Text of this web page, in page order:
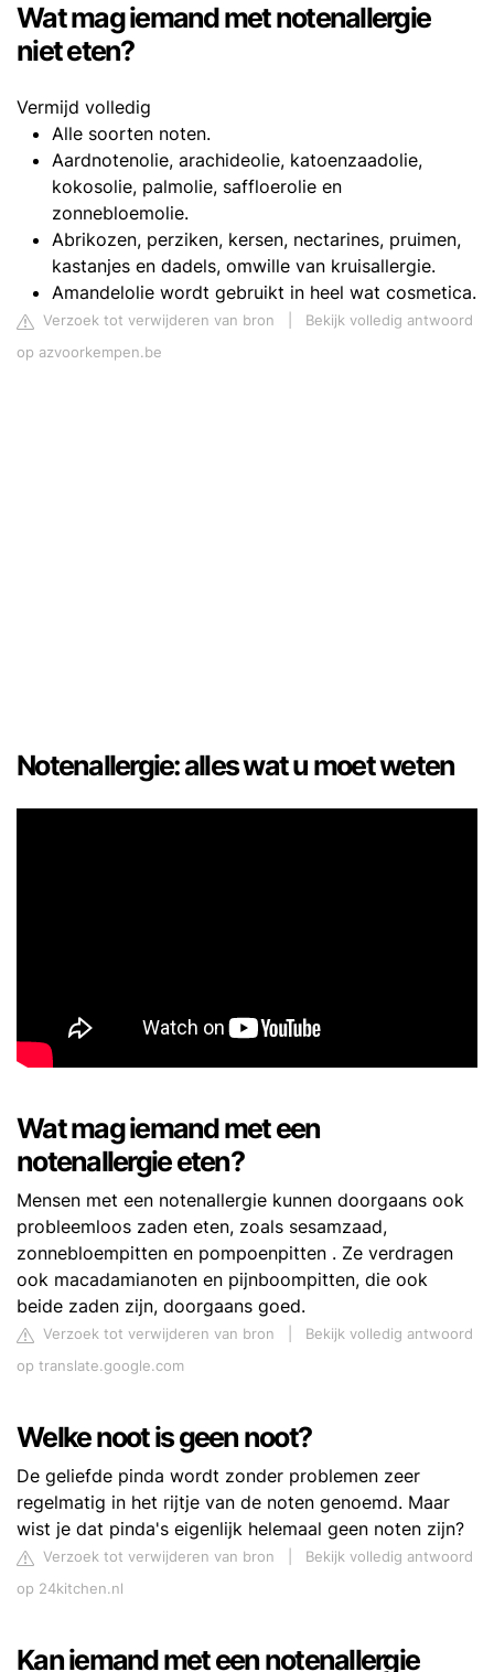
Wat mag iemand met notenallergie
niet eten?
Vermijd volledig
Alle soorten noten.
Aardnotenolie, arachideolie, katoenzaadolie,
kokosolie, palmolie, saffloerolie en
zonnebloemolie.
Abrikozen, perziken, kersen, nectarines, pruimen,
kastanjes en dadels, omwille van kruisallergie.
Amandelolie wordt gebruikt in heel wat cosmetica.
Verzoek tot verwijderen van bron
Bekijk volledig antwoord
op azvoorkempen.be
Notenallergie: alles wat u moet weten
Wat mag iemand met een
notenallergie eten?
Mensen met een notenallergie kunnen doorgaans ook
probleemloos zaden eten, zoals sesamzaad,
zonnebloempitten en pompoenpitten . Ze verdragen
ook macadamianoten en pijnboompitten, die ook
beide zaden zijn, doorgaans goed.
Verzoek tot verwijderen van bron
Bekijk volledig antwoord
op translate.google.com
Welke noot is geen noot?
De geliefde pinda wordt zonder problemen zeer
regelmatig in het rijtje van de noten genoemd. Maar
wist je dat pinda's eigenlijk helemaal geen noten zijn?
Verzoek tot verwijderen van bron
Bekijk volledig antwoord
op 24kitchen.nl
Kan iemand met een notenallergie